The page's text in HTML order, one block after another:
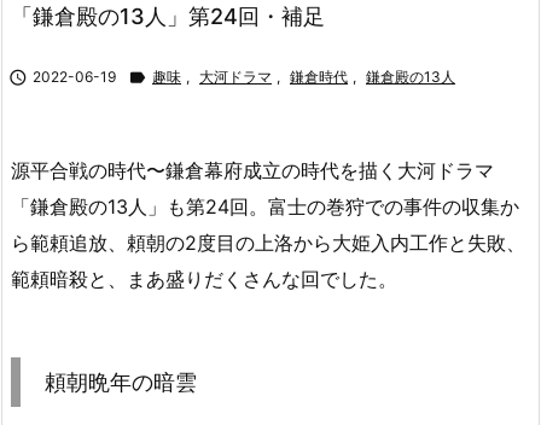
「鎌倉殿の13人」第24回・補足
 2022-06-19  趣味 , 大河ドラマ , 鎌倉時代 , 鎌倉殿の13人
源平合戦の時代〜鎌倉幕府成立の時代を描く大河ドラマ
「鎌倉殿の13人」も第24回。富士の巻狩での事件の収集か
ら範頼追放、頼朝の2度目の上洛から大姫入内工作と失敗、
範頼暗殺と、まあ盛りだくさんな回でした。
頼朝晩年の暗雲